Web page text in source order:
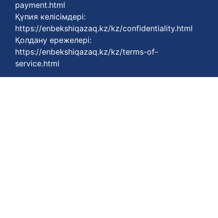
payment.html
Қүпия келісімдері:
https://enbekshiqazaq.kz/kz/confidentiality.html
Қолдану ережелері:
https://enbekshiqazaq.kz/kz/terms-of-
service.html